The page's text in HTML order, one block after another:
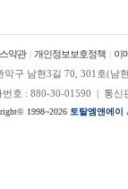
약관 개인정보보호정책
이
악구 남현3길 70, 301호(남
번호 : 880-30-01590 | 통
1998~2026 토탈엠앤에이